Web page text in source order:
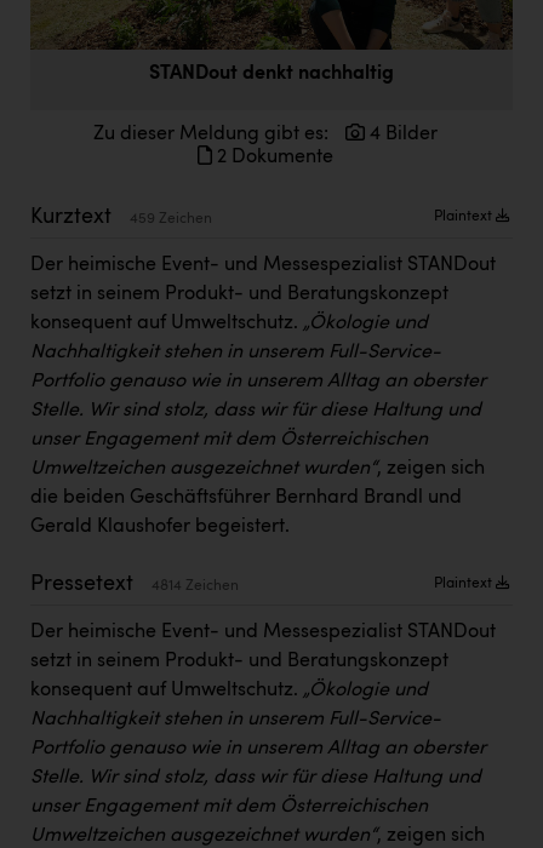
Doppler Gruppe
IFE Austria GmbH
Immotech
INTERSPAR
Jesolo
Jane Goodall Institute Austria
KIWI Kinderwunsch Institut Dr. Loimer
KLIPP Frisör
Kleider Bauer
Kremsmüller Anlagenbau GmbH
STANDout denkt nachhaltig
Zu dieser Meldung gibt es:
4 Bilder
2 Dokumente
Kurztext 459 Zeichen Plaintext
Der heimische Event- und Messespezialist STANDout
setzt in seinem Produkt- und Beratungskonzept
konsequent auf Umweltschutz. „Ökologie und
Nachhaltigkeit stehen in unserem Full-Service-
Portfolio genauso wie in unserem Alltag an oberster
Stelle. Wir sind stolz, dass wir für diese Haltung und
unser Engagement mit dem Österreichischen
Umweltzeichen ausgezeichnet wurden“, zeigen sich
die beiden Geschäftsführer Bernhard Brandl und
Gerald Klaushofer begeistert.
Pressetext 4814 Zeichen Plaintext
Der heimische Event- und Messespezialist STANDout
setzt in seinem Produkt- und Beratungskonzept
konsequent auf Umweltschutz. „Ökologie und
Nachhaltigkeit stehen in unserem Full-Service-
Portfolio genauso wie in unserem Alltag an oberster
Stelle. Wir sind stolz, dass wir für diese Haltung und
unser Engagement mit dem Österreichischen
Umweltzeichen ausgezeichnet wurden“, zeigen sich